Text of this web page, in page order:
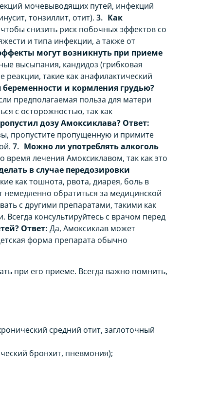
мочевыводящих путей, инфекций
тонзиллит, отит).
Как
снизить риск побочных эффектов со
и типа инфекции, а также от
могут возникнуть при приеме
высыпания, кандидоз (грибковая
реакции, такие как анафилактический
и кормления грудью?
предполагаемая польза для матери
с осторожностью, так как
дозу Амоксиклава? Ответ:
пропустите пропущенную и примите
Можно ли употреблять алкоголь
время лечения Амоксиклавом, так как это
в случае передозировки
как тошнота, рвота, диарея, боль в
обратиться за медицинской
с другими препаратами, такими как
консультируйтесь с врачом перед
Ответ: Да, Амоксиклав может
форма препарата обычно
при его приеме. Всегда важно помнить,
средний отит, заглоточный
бронхит, пневмония);